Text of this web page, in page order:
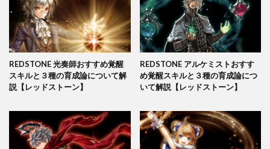
REDSTONE 光奏師おすすめ覚醒
スキルと３種の育成論について解
説【レッドストーン】
REDSTONE アルケミストおすす
め覚醒スキルと３種の育成論につ
いて解説【レッドストーン】